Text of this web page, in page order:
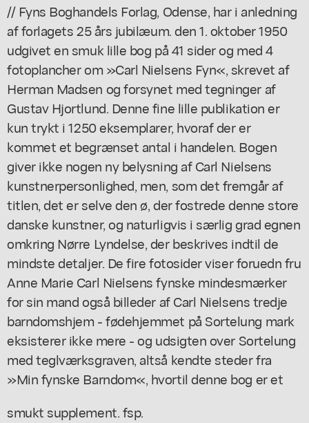
// Fyns Boghandels Forlag, Odense, har i anledning
af forlagets 25 års jubilæum. den 1. oktober 1950
udgivet en smuk lille bog på 41 sider og med 4
fotoplancher om »Carl Nielsens Fyn«, skrevet af
Herman Madsen og forsynet med tegninger af
Gustav Hjortlund. Denne fine lille publikation er
kun trykt i 1250 eksemplarer, hvoraf der er
kommet et begrænset antal i handelen. Bogen
giver ikke nogen ny belysning af Carl Nielsens
kunstnerpersonlighed, men, som det fremgår af
titlen, det er selve den ø, der fostrede denne store
danske kunstner, og naturligvis i særlig grad egnen
omkring Nørre Lyndelse, der beskrives indtil de
mindste detaljer. De fire fotosider viser foruedn fru
Anne Marie Carl Nielsens fynske mindesmærker
for sin mand også billeder af Carl Nielsens tredje
barndomshjem - fødehjemmet på Sortelung mark
eksisterer ikke mere - og udsigten over Sortelung
med teglværksgraven, altså kendte steder fra
»Min fynske Barndom«, hvortil denne bog er et
smukt supplement. fsp.